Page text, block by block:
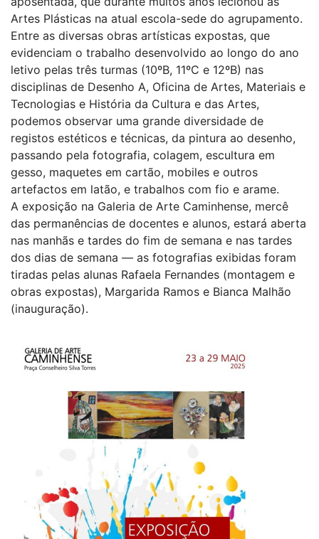
Artes Plásticas na atual escola-sede do agrupamento.
Entre as diversas obras artísticas expostas, que
evidenciam o trabalho desenvolvido ao longo do ano
letivo pelas três turmas (10ºB, 11ºC e 12ºB) nas
disciplinas de Desenho A, Oficina de Artes, Materiais e
Tecnologias e História da Cultura e das Artes,
podemos observar uma grande diversidade de
registos estéticos e técnicas, da pintura ao desenho,
passando pela fotografia, colagem, escultura em
gesso, maquetes em cartão, mobiles e outros
artefactos em latão, e trabalhos com fio e arame.
A exposição na Galeria de Arte Caminhense, mercê
das permanências de docentes e alunos, estará aberta
nas manhãs e tardes do fim de semana e nas tardes
dos dias de semana — as fotografias exibidas foram
tiradas pelas alunas Rafaela Fernandes (montagem e
obras expostas), Margarida Ramos e Bianca Malhão
(inauguração).